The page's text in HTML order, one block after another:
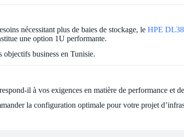
nécessitant plus de baies de stockage, le HPE
une option 1U performante.
objectifs business en Tunisie.
il à vos exigences en matière de performance et
la configuration optimale pour votre projet